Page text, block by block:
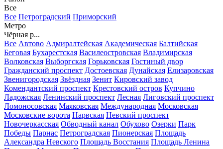
Все
Все Петроградский Приморский
Метро
Чёрная р...
Все Автово Адмиралтейская Академическая Балтийская
Беговая Бухарестская Василеостровская Владимирская
Волковская Выборгская Горьковская Гостиный двор
Гражданский проспект Достоевская Дунайская Елизаровская
Звенигородская Звёздная Зенит Кировский завод
Комендантский проспект Крестовский остров Купчино
Ладожская Ленинский проспект Лесная Лиговский проспект
Ломоносовская Маяковская Международная Московская
Московские ворота Нарвская Невский проспект
Новочеркасская Обводный канал Обухово Озерки Парк
Победы Парнас Петроградская Пионерская Площадь
Александра Невского Площадь Восстания Площадь Ленина